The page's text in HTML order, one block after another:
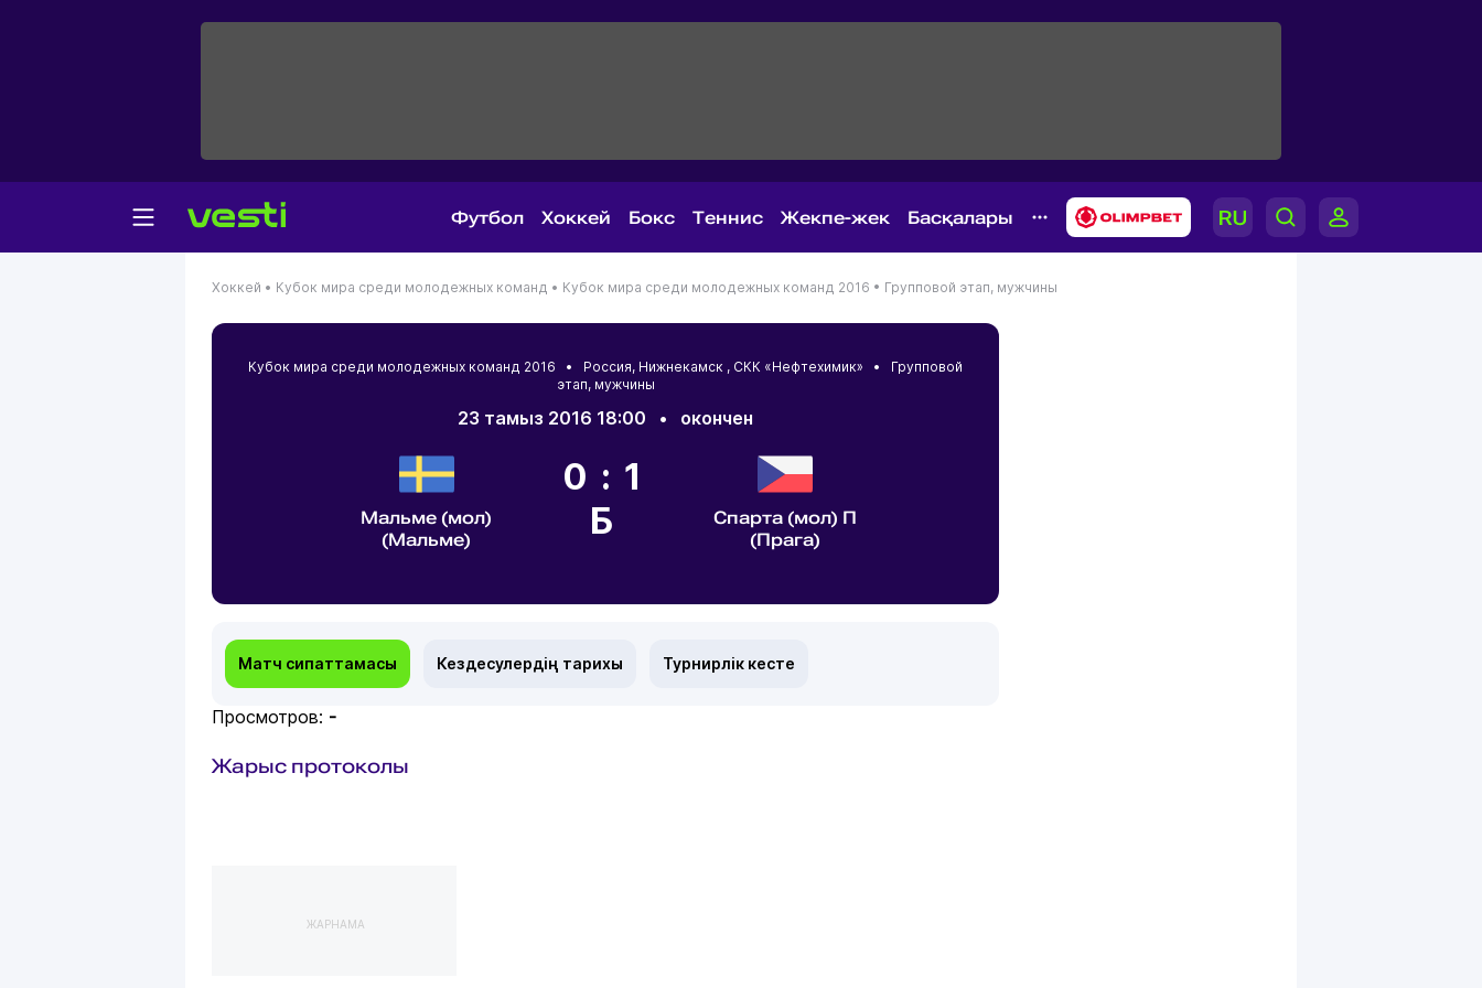
Футбол Хоккей Бокс Теннис Жекпе-жек Басқалары
Хоккей • Кубок мира среди молодежных команд • Кубок мира среди молодежных команд 2016 • Групповой этап, мужчины
Кубок мира среди молодежных команд 2016 • Россия, Нижнекамск , СКК «Нефтехимик» • Групповой
этап, мужчины
23 тамыз 2016 18:00 • окончен
Мальме (мол)
(Мальме)
0:1
Б
Спарта (мол) П
(Прага)
Матч сипаттамасы Кездесулердің тарихы Турнирлік кесте
Просмотров: -
Жарыс протоколы
ЖАРНАМА